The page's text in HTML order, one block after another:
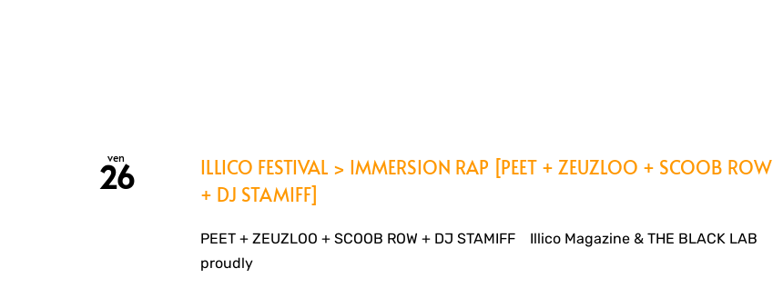
ven
26
ILLICO FESTIVAL > IMMERSION RAP [PEET + ZEUZLOO + SCOOB ROW
+ DJ STAMIFF]
PEET + ZEUZLOO + SCOOB ROW + DJ STAMIFF Illico Magazine & THE BLACK LAB
proudly